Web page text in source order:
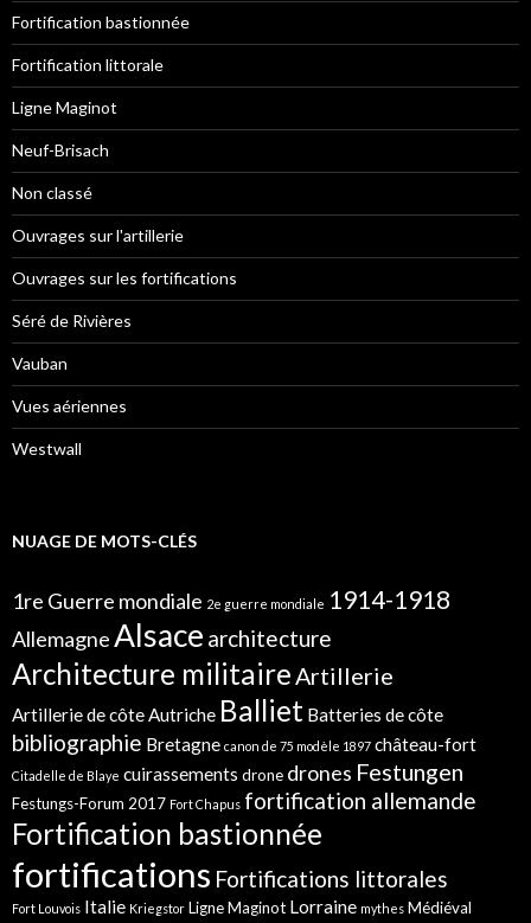
Fortification bastionnée
Fortification littorale
Ligne Maginot
Neuf-Brisach
Non classé
Ouvrages sur l'artillerie
Ouvrages sur les fortifications
Séré de Rivières
Vauban
Vues aériennes
Westwall
NUAGE DE MOTS-CLÉS
1re Guerre mondiale 2e guerre mondiale 1914-1918
AllemagneAlsace architecture
Architecture militaireArtillerie
Artillerie de côteAutriche Balliet Batteries de côte
bibliographie Bretagne canon de 75 modèle 1897 château-fort
Citadelle de Blaye cuirassements drone drones Festungen
Festungs-Forum 2017 Fort Chapus fortification allemande
Fortification bastionnée
fortifications Fortifications littorales
Fort Louvois Italie Kriegstor Ligne Maginot Lorraine mythes Médiéval